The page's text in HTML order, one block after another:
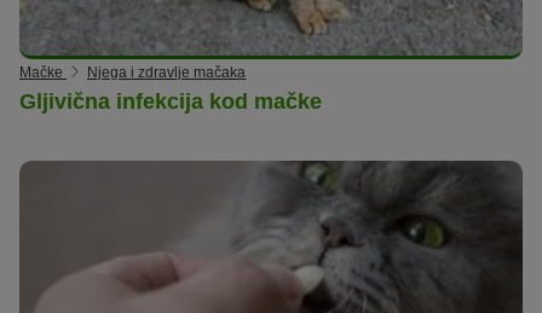
Mačke Njega i zdravlje mačaka
Gljivična infekcija kod mačke